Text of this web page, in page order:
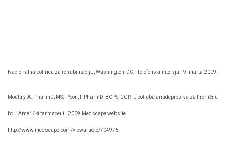
Nacionalna bolnica za rehabilitaciju, Washington, DC. Telefonski intervju. 9. marta 2009.
Moultry, A., PharmD, MS; Poon, I. PharmD, BCPS, CGP. Upotreba antidepresiva za hroničnu
bol. Američki farmaceut. 2009.Medscape website.
http://www.medscape.com/viewarticle/704975